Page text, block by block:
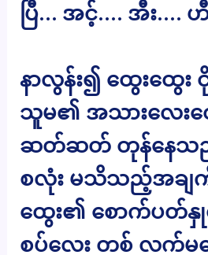
ပြီ… အင့်…. အီး…. ဟီ
နာလွန်း၍ ထွေးထွေ
သူမ၏ အသားလေး
ဆတ်ဆတ် တုန်နေသ
စလုံး မသိသည့်အချ
ထွေး၏ စောက်ပတ်
စပ်လေး တစ် လက်